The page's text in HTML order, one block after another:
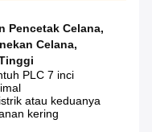
Pencetak Celana,
Celana,
PLC 7 inci
atau keduanya
kering